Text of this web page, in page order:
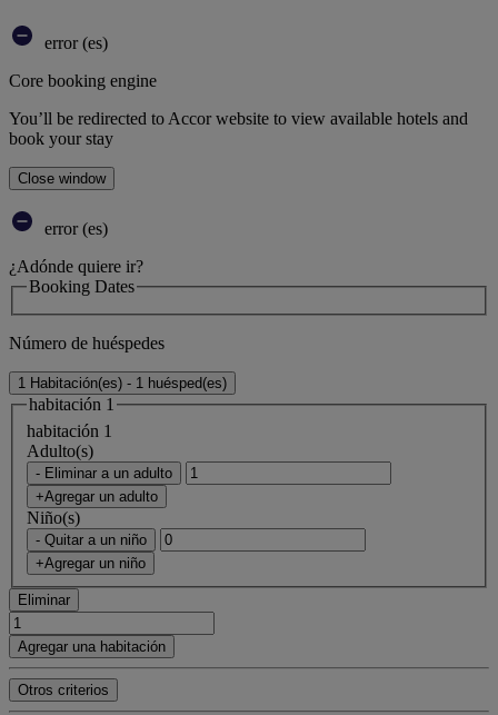
error (es)
Core booking engine
You’ll be redirected to Accor website to view available hotels and
book your stay
Close window
error (es)
¿Adónde quiere ir?
Booking Dates
Número de huéspedes
1 Habitación(es) - 1 huésped(es)
habitación 1
habitación 1
Adulto(s)
- Eliminar a un adulto
+Agregar un adulto
Niño(s)
- Quitar a un niño
+Agregar un niño
Eliminar
Agregar una habitación
Otros criterios